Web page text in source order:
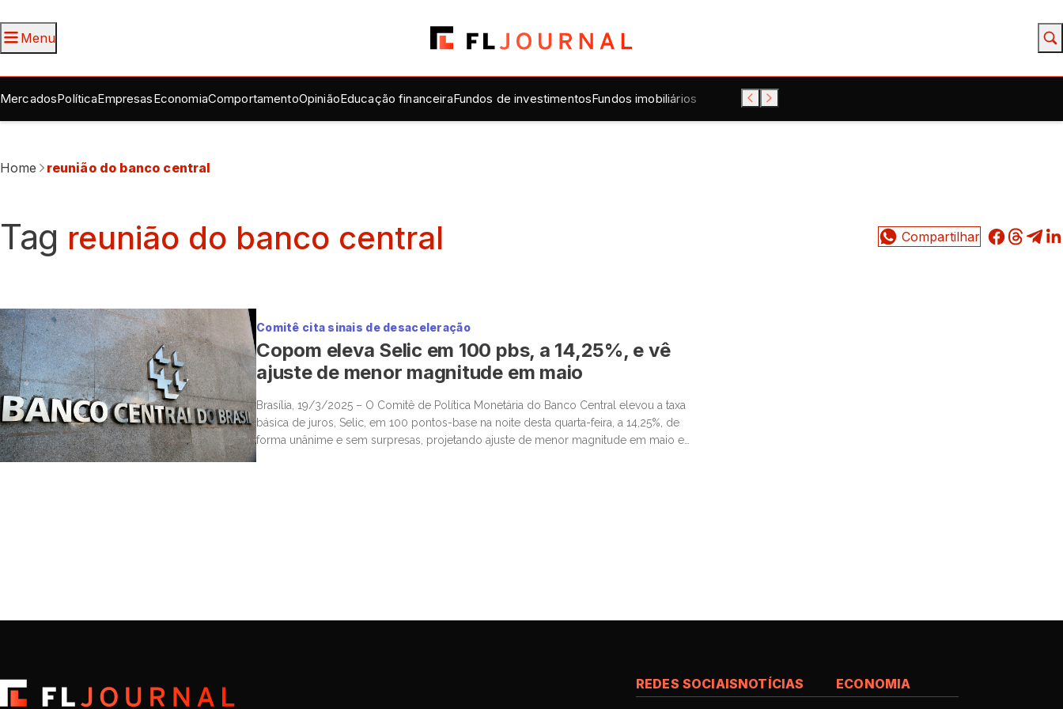
Menu
MercadosPolíticaEmpresasEconomiaComportamentoOpiniãoEducação financeiraFundos de investimentosFundos imobiliários
Home reunião do banco central
Tag reunião do banco central
Comitê cita sinais de desaceleração
Copom eleva Selic em 100 pbs, a 14,25%, e vê
ajuste de menor magnitude em maio
Brasília, 19/3/2025 – O Comitê de Política Monetária do Banco Central elevou a taxa
básica de juros, Selic, em 100 pontos-base na noite desta quarta-feira, a 14,25%, de
forma unânime e sem surpresas, projetando ajuste de menor magnitude em maio e
REDES SOCIAISNOTÍCIAS ECONOMIA